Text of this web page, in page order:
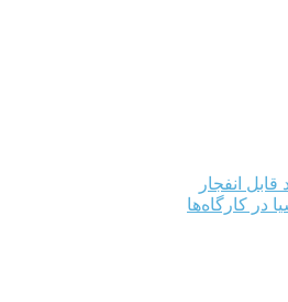
انفجار
در کارگاه‌ها